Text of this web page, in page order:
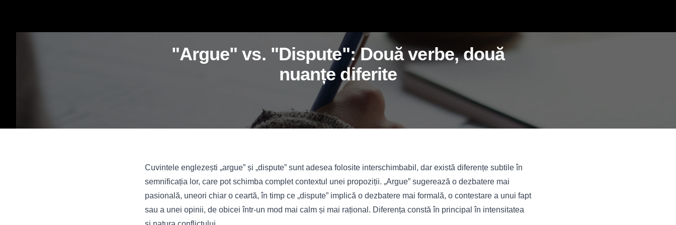
"Argue" vs. "Dispute": Două verbe, două
nuanțe diferite
Cuvintele englezești „argue” și „dispute” sunt adesea folosite interschimbabil, dar există diferențe subtile în
semnificația lor, care pot schimba complet contextul unei propoziții. „Argue” sugerează o dezbatere mai
pasională, uneori chiar o ceartă, în timp ce „dispute” implică o dezbatere mai formală, o contestare a unui fapt
sau a unei opinii, de obicei într-un mod mai calm și mai rațional. Diferența constă în principal în intensitatea